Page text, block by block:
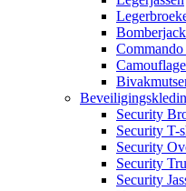
Commando
Security
Security T-
Security
Security
Security